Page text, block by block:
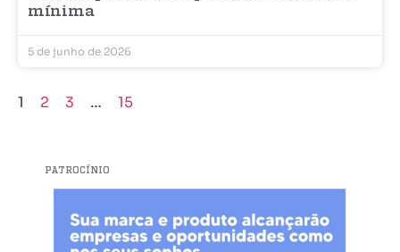
mínima
5 de junho de 2026
1 2 3 … 15
PATROCÍNIO